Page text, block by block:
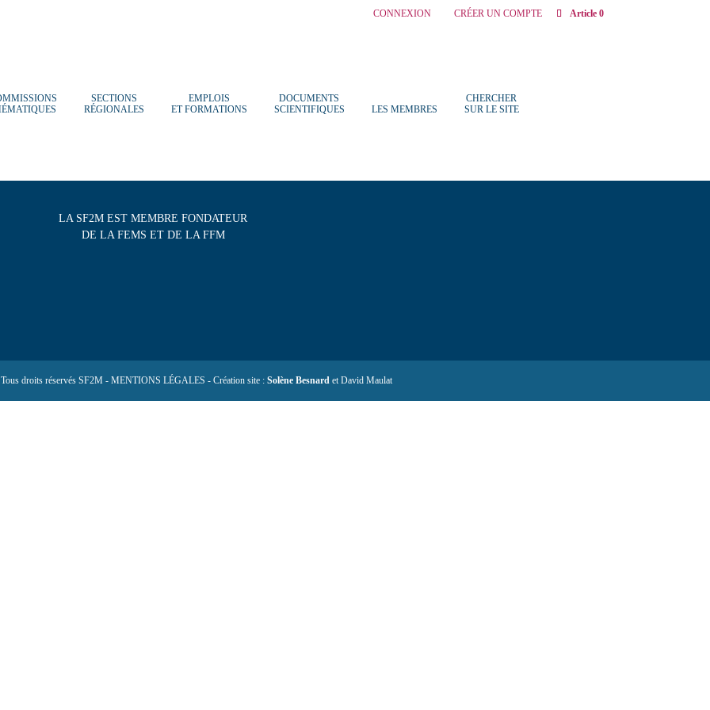
CONNEXION CRÉER UN COMPTE Article 0
SECTIONS
RÉGIONALES
EMPLOIS
ET FORMATIONS
DOCUMENTS
SCIENTIFIQUES
LES MEMBRES
CHERCHER
SUR LE SITE
LA SF2M EST MEMBRE FONDATEUR
DE LA FEMS ET DE LA FFM
droits réservés SF2M - MENTIONS LÉGALES - Création site : Solène Besnard et David Maulat